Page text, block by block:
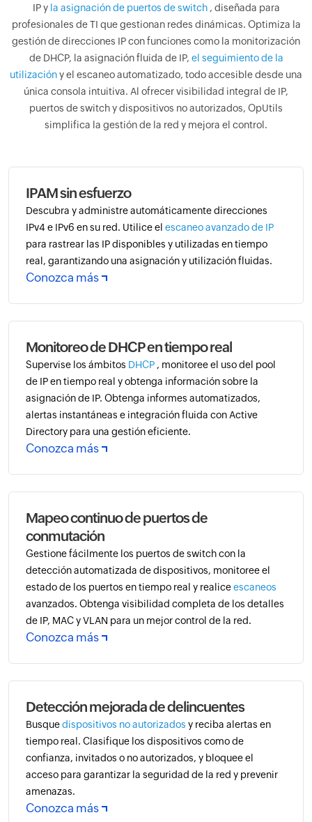
IP y la asignación de puertos de switch, diseñada para
profesionales de TI que gestionan redes dinámicas. Optimiza la
gestión de direcciones IP con funciones como la monitorización
de DHCP, la asignación fluida de IP, el seguimiento de la
utilizacióny el escaneo automatizado, todo accesible desde una
única consola intuitiva. Al ofrecer visibilidad integral de IP,
puertos de switch y dispositivos no autorizados, OpUtils
simplifica la gestión de la red y mejora el control.
IPAM sin esfuerzo
Descubra y administre automáticamente direcciones
IPv4 e IPv6 en su red. Utilice el escaneo avanzado de IP
para rastrear las IP disponibles y utilizadas en tiempo
real, garantizando una asignación y utilización fluidas.
Conozca más
Monitoreo de DHCP en tiempo real
Supervise los ámbitos DHCP , monitoree el uso del pool
de IP en tiempo real y obtenga información sobre la
asignación de IP. Obtenga informes automatizados,
alertas instantáneas e integración fluida con Active
Directory para una gestión eficiente.
Conozca más
Mapeo continuo de puertos de
conmutación
Gestione fácilmente los puertos de switch con la
detección automatizada de dispositivos, monitoree el
estado de los puertos en tiempo real y realiceescaneos
avanzados. Obtenga visibilidad completa de los detalles
de IP, MAC y VLAN para un mejor control de la red.
Conozca más
Detección mejorada de delincuentes
Busquedispositivos no autorizados y reciba alertas en
tiempo real. Clasifique los dispositivos como de
confianza, invitados o no autorizados, y bloquee el
acceso para garantizar la seguridad de la red y prevenir
amenazas.
Conozca más